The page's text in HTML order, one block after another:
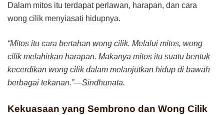
Dalam mitos itu terdapat perlawan, harapan, dan cara
wong cilik menyiasati hidupnya.
“Mitos itu cara bertahan wong cilik. Melalui mitos, wong
cilik melahirkan harapan. Makanya mitos itu suatu bentuk
kecerdikan wong cilik dalam melanjutkan hidup di bawah
berbagai tekanan.”—Sindhunata.
Kekuasaan yang Sembrono dan Wong Cilik